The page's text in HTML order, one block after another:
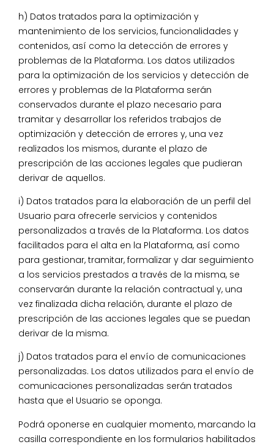
h) Datos tratados para la optimización y
mantenimiento de los servicios, funcionalidades y
contenidos, así como la detección de errores y
problemas de la Plataforma. Los datos utilizados
para la optimización de los servicios y detección de
errores y problemas de la Plataforma serán
conservados durante el plazo necesario para
tramitar y desarrollar los referidos trabajos de
optimización y detección de errores y, una vez
realizados los mismos, durante el plazo de
prescripción de las acciones legales que pudieran
derivar de aquellos.
i) Datos tratados para la elaboración de un perfil del
Usuario para ofrecerle servicios y contenidos
personalizados a través de la Plataforma. Los datos
facilitados para el alta en la Plataforma, así como
para gestionar, tramitar, formalizar y dar seguimiento
a los servicios prestados a través de la misma, se
conservarán durante la relación contractual y, una
vez finalizada dicha relación, durante el plazo de
prescripción de las acciones legales que se puedan
derivar de la misma.
j) Datos tratados para el envío de comunicaciones
personalizadas. Los datos utilizados para el envío de
comunicaciones personalizadas serán tratados
hasta que el Usuario se oponga.
Podrá oponerse en cualquier momento, marcando la
casilla correspondiente en los formularios habilitados